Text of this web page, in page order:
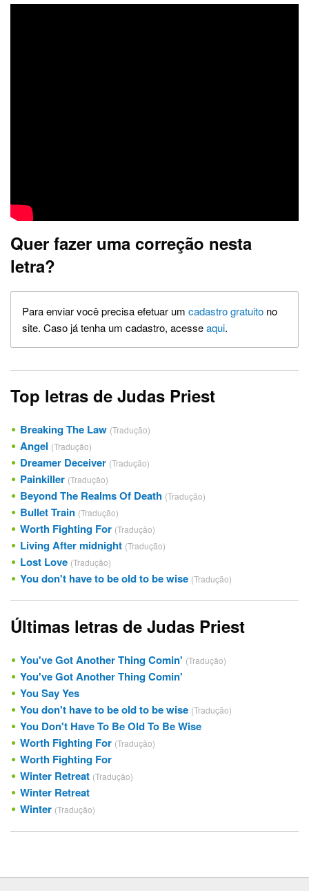
Quer fazer uma correção nesta
letra?
Para enviar você precisa efetuar um cadastro gratuito no
site. Caso já tenha um cadastro, acesseaqui.
Top letras de Judas Priest
Breaking The Law (Tradução)
Angel (Tradução)
Dreamer Deceiver (Tradução)
Painkiller (Tradução)
Beyond The Realms Of Death (Tradução)
Bullet Train (Tradução)
Worth Fighting For (Tradução)
Living After midnight (Tradução)
Lost Love (Tradução)
You don't have to be old to be wise (Tradução)
Últimas letras de Judas Priest
You've Got Another Thing Comin' (Tradução)
You've Got Another Thing Comin'
You Say Yes
You don't have to be old to be wise (Tradução)
You Don't Have To Be Old To Be Wise
Worth Fighting For (Tradução)
Worth Fighting For
Winter Retreat (Tradução)
Winter Retreat
Winter (Tradução)